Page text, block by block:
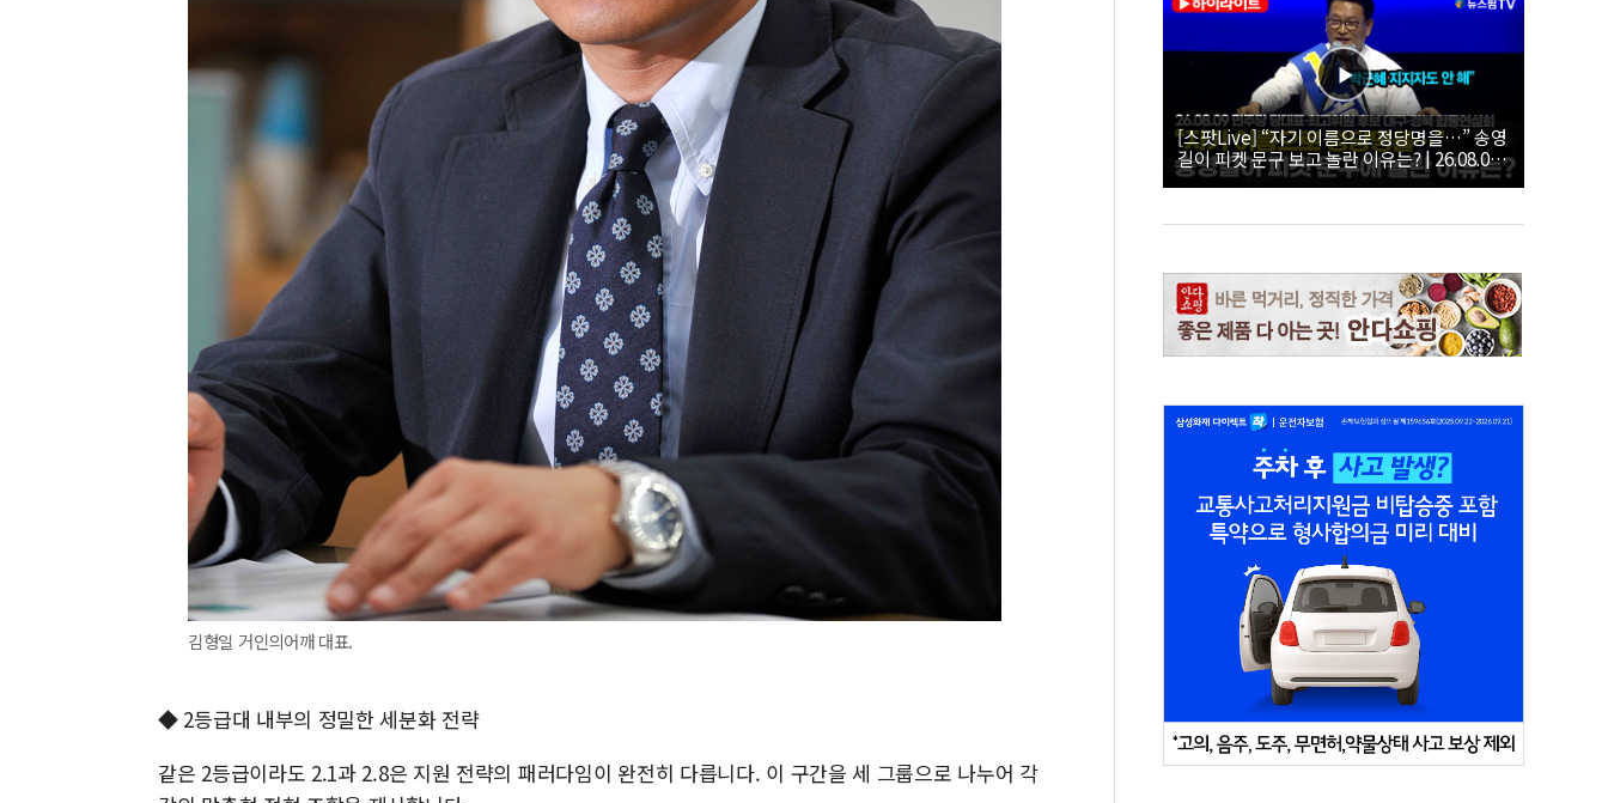
김형일 거인의어깨 대표.
◆ 2등급대 내부의 정밀한 세분화 전략
같은 2등급이라도 2.1과 2.8은 지원 전략의 패러다임이 완전히 다릅니다. 이 구간을 세 그룹으로 나누어 각
[스팟Live] “자기 이름으로 정당명을…” 송영
길이 피켓 문구 보고 놀란 이유는? | 26.08.09
더불어민주당 당대표·최고위원 후보 대구·경